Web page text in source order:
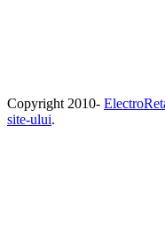
Copyright 2010-
site-ului.